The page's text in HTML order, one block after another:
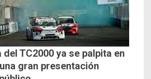
TC2000 ya se palpita en
gran presentación